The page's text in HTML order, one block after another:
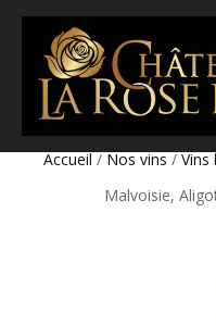
Accueil/Nos vins/Vins
Malvoisie,